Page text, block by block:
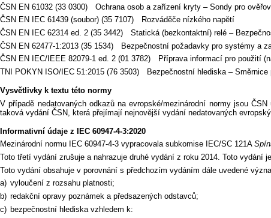
ČSN EN 61032 (33 0300) Ochrana osob a zařízení kryty – Sondy pro
ČSN EN IEC 61439 (soubor) (35 7107) Rozváděče nízkého napětí
ČSN EN IEC 62314 ed. 2 (35 3442) Statická (bezkontaktní) relé –
ČSN EN 62477-1:2013 (35 1534) Bezpečnostní požadavky pro systémy a
ČSN EN IEC/IEEE 82079-1 ed. 2 (01 3782) Příprava informací pro použití
TNI POKYN ISO/IEC 51:2015 (76 3503) Bezpečnostní hlediska – Směrnice
Vysvětlivky k textu této normy
V případě nedatovaných odkazů na evropské/mezinárodní normy jsou
taková vydání ČSN, která přejímají nejnovější vydání nedatovaných
Informativní údaje z IEC 60947-4-3:2020
Mezinárodní normu IEC 60947-4-3 vypracovala subkomise IEC/SC 121A
Toto třetí vydání zrušuje a nahrazuje druhé vydání z roku 2014. Toto vydání
Toto vydání obsahuje v porovnání s předchozím vydáním dále uvedené
a) vyloučení z rozsahu platnosti;
b) redakční opravy poznámek a předsazených odstavců;
c) bezpečnostní hlediska vzhledem k: